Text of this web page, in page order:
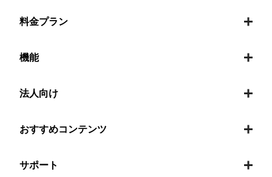
料金プラン
機能
法人向け
おすすめコンテンツ
サポート